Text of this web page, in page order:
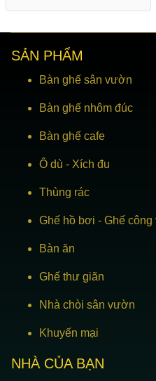
SẢN PHẨM
Bàn ghế sân vườn
Bàn ghế nhôm đúc
Bàn ghế cafe
Ô dù - Xích đu
Thùng rác
Ghế hồ bơi - Ghế công
Bàn ăn
Ghế thư giãn
Nhà chòi sân vườn
Khuyến mại
NHÀ CỦA BẠN